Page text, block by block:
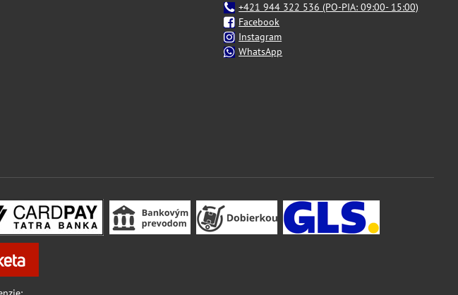
+421 944 322 536 (PO-PIA: 09:00- 15:00)
Facebook
Instagram
WhatsApp